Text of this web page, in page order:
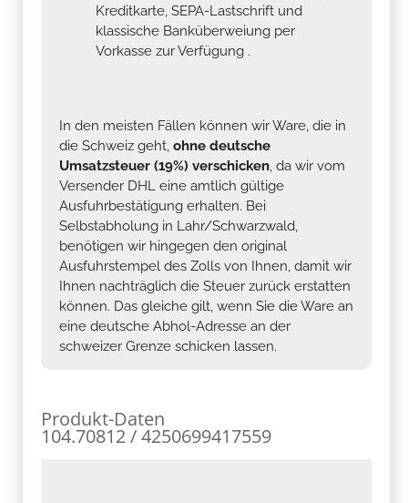
Kreditkarte, SEPA-Lastschrift und
klassische Banküberweiung per
Vorkasse zur Verfügung .
In den meisten Fällen können wir Ware, die in
die Schweiz geht, ohne deutsche
Umsatzsteuer (19%) verschicken, da wir vom
Versender DHL eine amtlich gültige
Ausfuhrbestätigung erhalten. Bei
Selbstabholung in Lahr/Schwarzwald,
benötigen wir hingegen den original
Ausfuhrstempel des Zolls von Ihnen, damit wir
Ihnen nachträglich die Steuer zurück erstatten
können. Das gleiche gilt, wenn Sie die Ware an
eine deutsche Abhol-Adresse an der
schweizer Grenze schicken lassen.
Produkt-Daten
104.70812 / 4250699417559